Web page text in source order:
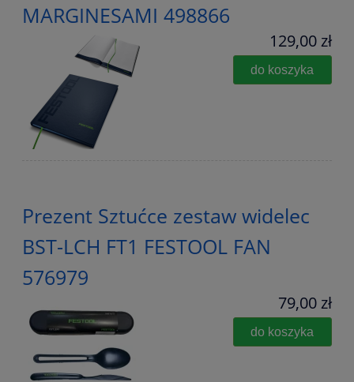
MARGINESAMI 498866
129,00 zł
do koszyka
Prezent Sztućce zestaw widelec
BST-LCH FT1 FESTOOL FAN
576979
79,00 zł
do koszyka